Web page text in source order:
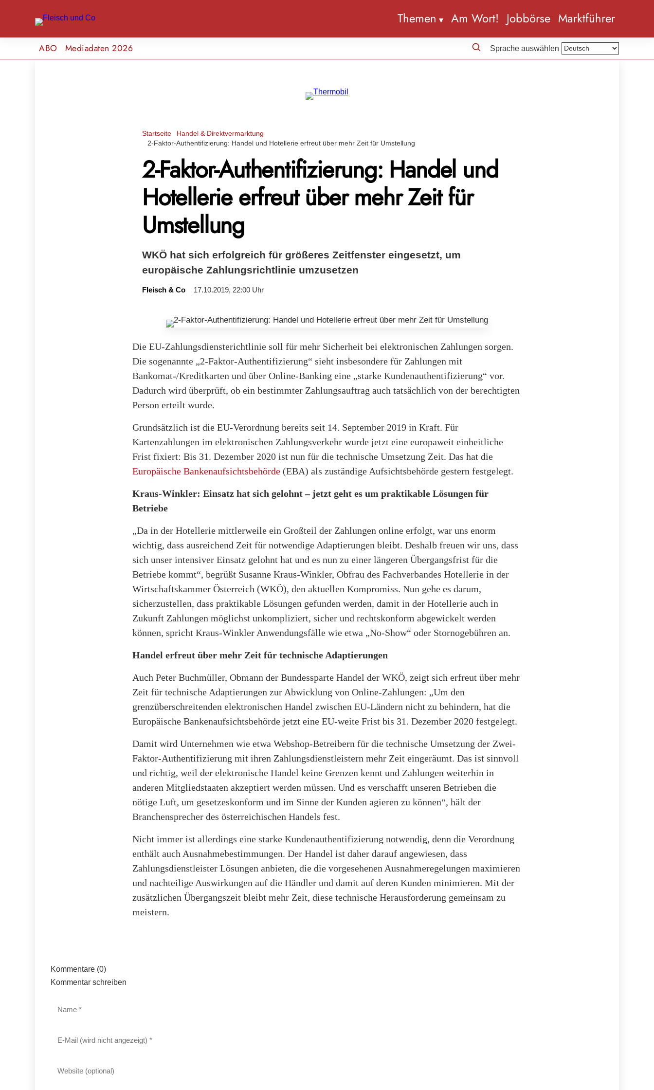
Themen Am Wort! Jobbörse Marktführer
ABO Mediadaten 2026 Sprache auswählen
Startseite
Handel & Direktvermarktung
2-Faktor-Authentifizierung: Handel und Hotellerie erfreut über mehr Zeit für Umstellung
2-Faktor-Authentifizierung: Handel und
Hotellerie erfreut über mehr Zeit für
Umstellung
WKÖ hat sich erfolgreich für größeres Zeitfenster eingesetzt, um
europäische Zahlungsrichtlinie umzusetzen
Fleisch & Co 17.10.2019, 22:00 Uhr
Die EU-Zahlungsdiensterichtlinie soll für mehr Sicherheit bei elektronischen Zahlungen sorgen.
Die sogenannte „2-Faktor-Authentifizierung“ sieht insbesondere für Zahlungen mit
Bankomat-/Kreditkarten und über Online-Banking eine „starke Kundenauthentifizierung“ vor.
Dadurch wird überprüft, ob ein bestimmter Zahlungsauftrag auch tatsächlich von der berechtigten
Person erteilt wurde.
Grundsätzlich ist die EU-Verordnung bereits seit 14. September 2019 in Kraft. Für
Kartenzahlungen im elektronischen Zahlungsverkehr wurde jetzt eine europaweit einheitliche
Frist fixiert: Bis 31. Dezember 2020 ist nun für die technische Umsetzung Zeit. Das hat die
Europäische Bankenaufsichtsbehörde (EBA) als zuständige Aufsichtsbehörde gestern festgelegt.
Kraus-Winkler: Einsatz hat sich gelohnt – jetzt geht es um praktikable Lösungen für
Betriebe
„Da in der Hotellerie mittlerweile ein Großteil der Zahlungen online erfolgt, war uns enorm
wichtig, dass ausreichend Zeit für notwendige Adaptierungen bleibt. Deshalb freuen wir uns, dass
sich unser intensiver Einsatz gelohnt hat und es nun zu einer längeren Übergangsfrist für die
Betriebe kommt“, begrüßt Susanne Kraus-Winkler, Obfrau des Fachverbandes Hotellerie in der
Wirtschaftskammer Österreich (WKÖ), den aktuellen Kompromiss. Nun gehe es darum,
sicherzustellen, dass praktikable Lösungen gefunden werden, damit in der Hotellerie auch in
Zukunft Zahlungen möglichst unkompliziert, sicher und rechtskonform abgewickelt werden
können, spricht Kraus-Winkler Anwendungsfälle wie etwa „No-Show“ oder Stornogebühren an.
Handel erfreut über mehr Zeit für technische Adaptierungen
Auch Peter Buchmüller, Obmann der Bundessparte Handel der WKÖ, zeigt sich erfreut über mehr
Zeit für technische Adaptierungen zur Abwicklung von Online-Zahlungen: „Um den
grenzüberschreitenden elektronischen Handel zwischen EU-Ländern nicht zu behindern, hat die
Europäische Bankenaufsichtsbehörde jetzt eine EU-weite Frist bis 31. Dezember 2020 festgelegt.
Damit wird Unternehmen wie etwa Webshop-Betreibern für die technische Umsetzung der Zwei-
Faktor-Authentifizierung mit ihren Zahlungsdienstleistern mehr Zeit eingeräumt. Das ist sinnvoll
und richtig, weil der elektronische Handel keine Grenzen kennt und Zahlungen weiterhin in
anderen Mitgliedstaaten akzeptiert werden müssen. Und es verschafft unseren Betrieben die
nötige Luft, um gesetzeskonform und im Sinne der Kunden agieren zu können“, hält der
Branchensprecher des österreichischen Handels fest.
Nicht immer ist allerdings eine starke Kundenauthentifizierung notwendig, denn die Verordnung
enthält auch Ausnahmebestimmungen. Der Handel ist daher darauf angewiesen, dass
Zahlungsdienstleister Lösungen anbieten, die die vorgesehenen Ausnahmeregelungen maximieren
und nachteilige Auswirkungen auf die Händler und damit auf deren Kunden minimieren. Mit der
zusätzlichen Übergangszeit bleibt mehr Zeit, diese technische Herausforderung gemeinsam zu
meistern.
Kommentare (0)
Kommentar schreiben